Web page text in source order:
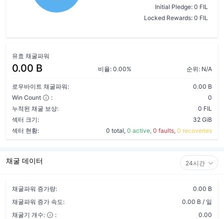
Initial Pledge: 0 FIL
Locked Rewards: 0 FIL
유효 채굴파워
0.00 B 비율: 0.00% 순위: N/A
로우바이트 채굴파워:
0.00 B
Win Count
:
0
누적된 채굴 보상:
0 FIL
섹터 크기:
32 GiB
섹터 현황:
0 total, 0 active, 0 faults, 0 recoveries
채굴 데이터 24시간
채굴파워 증가량:
0.00 B
채굴파워 증가 속도:
0.00 B / 일
채굴기 개수:
:
0.00